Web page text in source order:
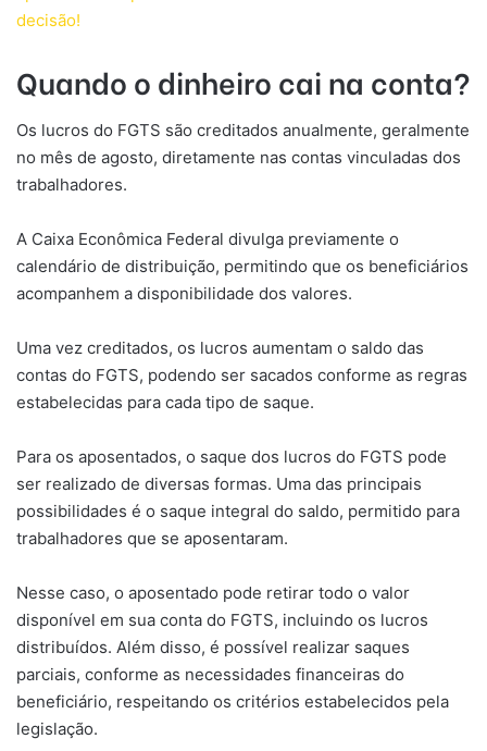
decisão!
Quando o dinheiro cai na conta?
Os lucros do FGTS são creditados anualmente, geralmente
no mês de agosto, diretamente nas contas vinculadas dos
trabalhadores.
A Caixa Econômica Federal divulga previamente o
calendário de distribuição, permitindo que os beneficiários
acompanhem a disponibilidade dos valores.
Uma vez creditados, os lucros aumentam o saldo das
contas do FGTS, podendo ser sacados conforme as regras
estabelecidas para cada tipo de saque.
Para os aposentados, o saque dos lucros do FGTS pode
ser realizado de diversas formas. Uma das principais
possibilidades é o saque integral do saldo, permitido para
trabalhadores que se aposentaram.
Nesse caso, o aposentado pode retirar todo o valor
disponível em sua conta do FGTS, incluindo os lucros
distribuídos. Além disso, é possível realizar saques
parciais, conforme as necessidades financeiras do
beneficiário, respeitando os critérios estabelecidos pela
legislação.